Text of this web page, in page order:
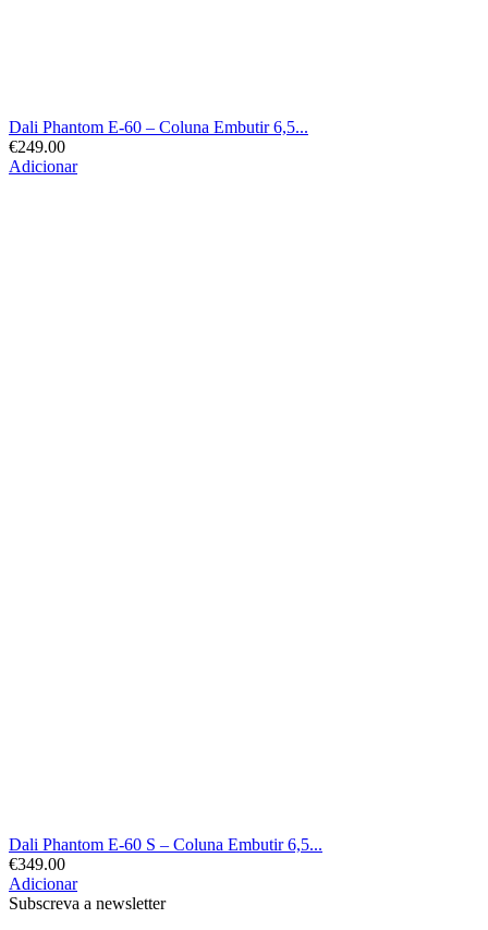
Dali Phantom E-60 – Coluna Embutir 6,5...
€249.00
Adicionar
Dali Phantom E-60 S – Coluna Embutir 6,5...
€349.00
Adicionar
Subscreva a newsletter